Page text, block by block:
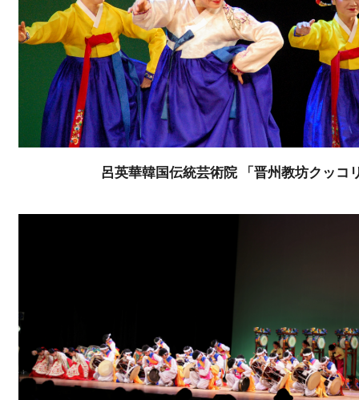
呂英華韓国伝統芸術院 「晋州教坊クッコ